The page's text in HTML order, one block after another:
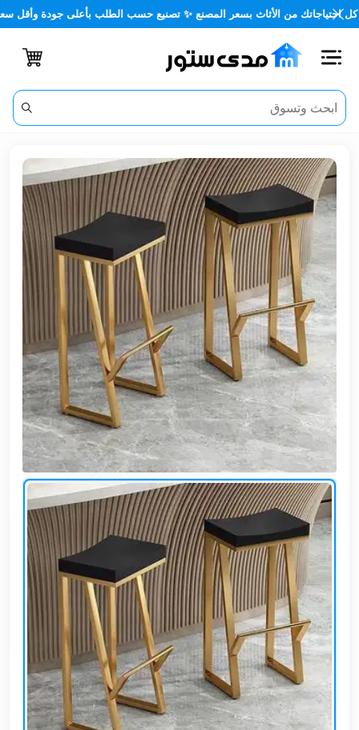
من الأثاث بسعر المصنع ✨ تصنيع حسب الطلب بأعلى جودة وأقل سعر 🏡✨
اغلاق
الفئات
الحساب
أثاث
مكتبي
أثاث
منزلي
أثاث
خارجي
وشواطئ
أثاث
كافيهات
ومطاعم
وفنادق
حواجز
مرورية
خزانات
مياه
أثاث
الحيوانات
أدوات
نظافة